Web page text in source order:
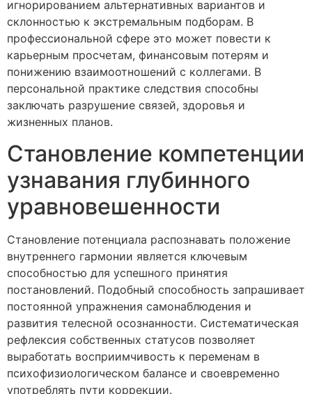
игнорированием альтернативных вариантов и
склонностью к экстремальным подборам. В
профессиональной сфере это может повести к
карьерным просчетам, финансовым потерям и
понижению взаимоотношений с коллегами. В
персональной практике следствия способны
заключать разрушение связей, здоровья и
жизненных планов.
Становление компетенции
узнавания глубинного
уравновешенности
Становление потенциала распознавать положение
внутреннего гармонии является ключевым
способностью для успешного принятия
постановлений. Подобный способность запрашивает
постоянной упражнения самонаблюдения и
развития телесной осознанности. Систематическая
рефлексия собственных статусов позволяет
выработать восприимчивость к переменам в
психофизиологическом балансе и своевременно
употреблять пути коррекции.